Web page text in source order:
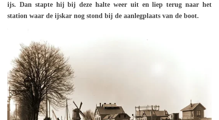
ijs. Dan stapte hij bij deze halte weer uit en liep terug naar het
station waar de ijskar nog stond bij de aanlegplaats van de boot.